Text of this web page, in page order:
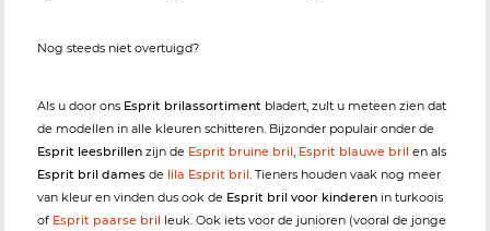
Nog steeds niet overtuigd?
Als u door ons Esprit brilassortiment bladert, zult u meteen zien dat
de modellen in alle kleuren schitteren. Bijzonder populair onder de
Esprit leesbrillen zijn de Esprit bruine bril, Esprit blauwe bril en als
Esprit bril dames de lila Esprit bril. Tieners houden vaak nog meer
van kleur en vinden dus ook de Esprit bril voor kinderen in turkoois
of Esprit paarse bril leuk. Ook iets voor de junioren (vooral de jonge